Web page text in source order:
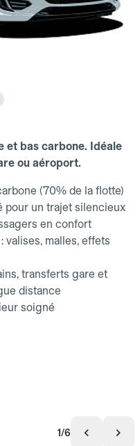
et bas carbone. Idéale
ou aéroport.
(70% de la flotte)
pour un trajet silencieux
en confort
valises, malles, effets
transferts gare et
distance
soigné
1/6